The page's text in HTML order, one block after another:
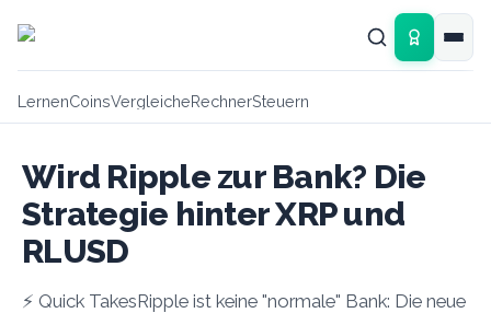
LernenCoinsVergleicheRechnerSteuern
Wird Ripple zur Bank? Die
Strategie hinter XRP und
RLUSD
⚡ Quick TakesRipple ist keine "normale" Bank: Die neue